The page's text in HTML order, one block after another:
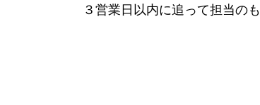
３営業日以内に追って担当の